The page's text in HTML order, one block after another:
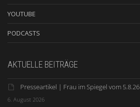
YOUTUBE
PODCASTS
AKTUELLE BEITRÄGE
Presseartikel | Frau im Spiegel vom 5.8.26
6. August 2026